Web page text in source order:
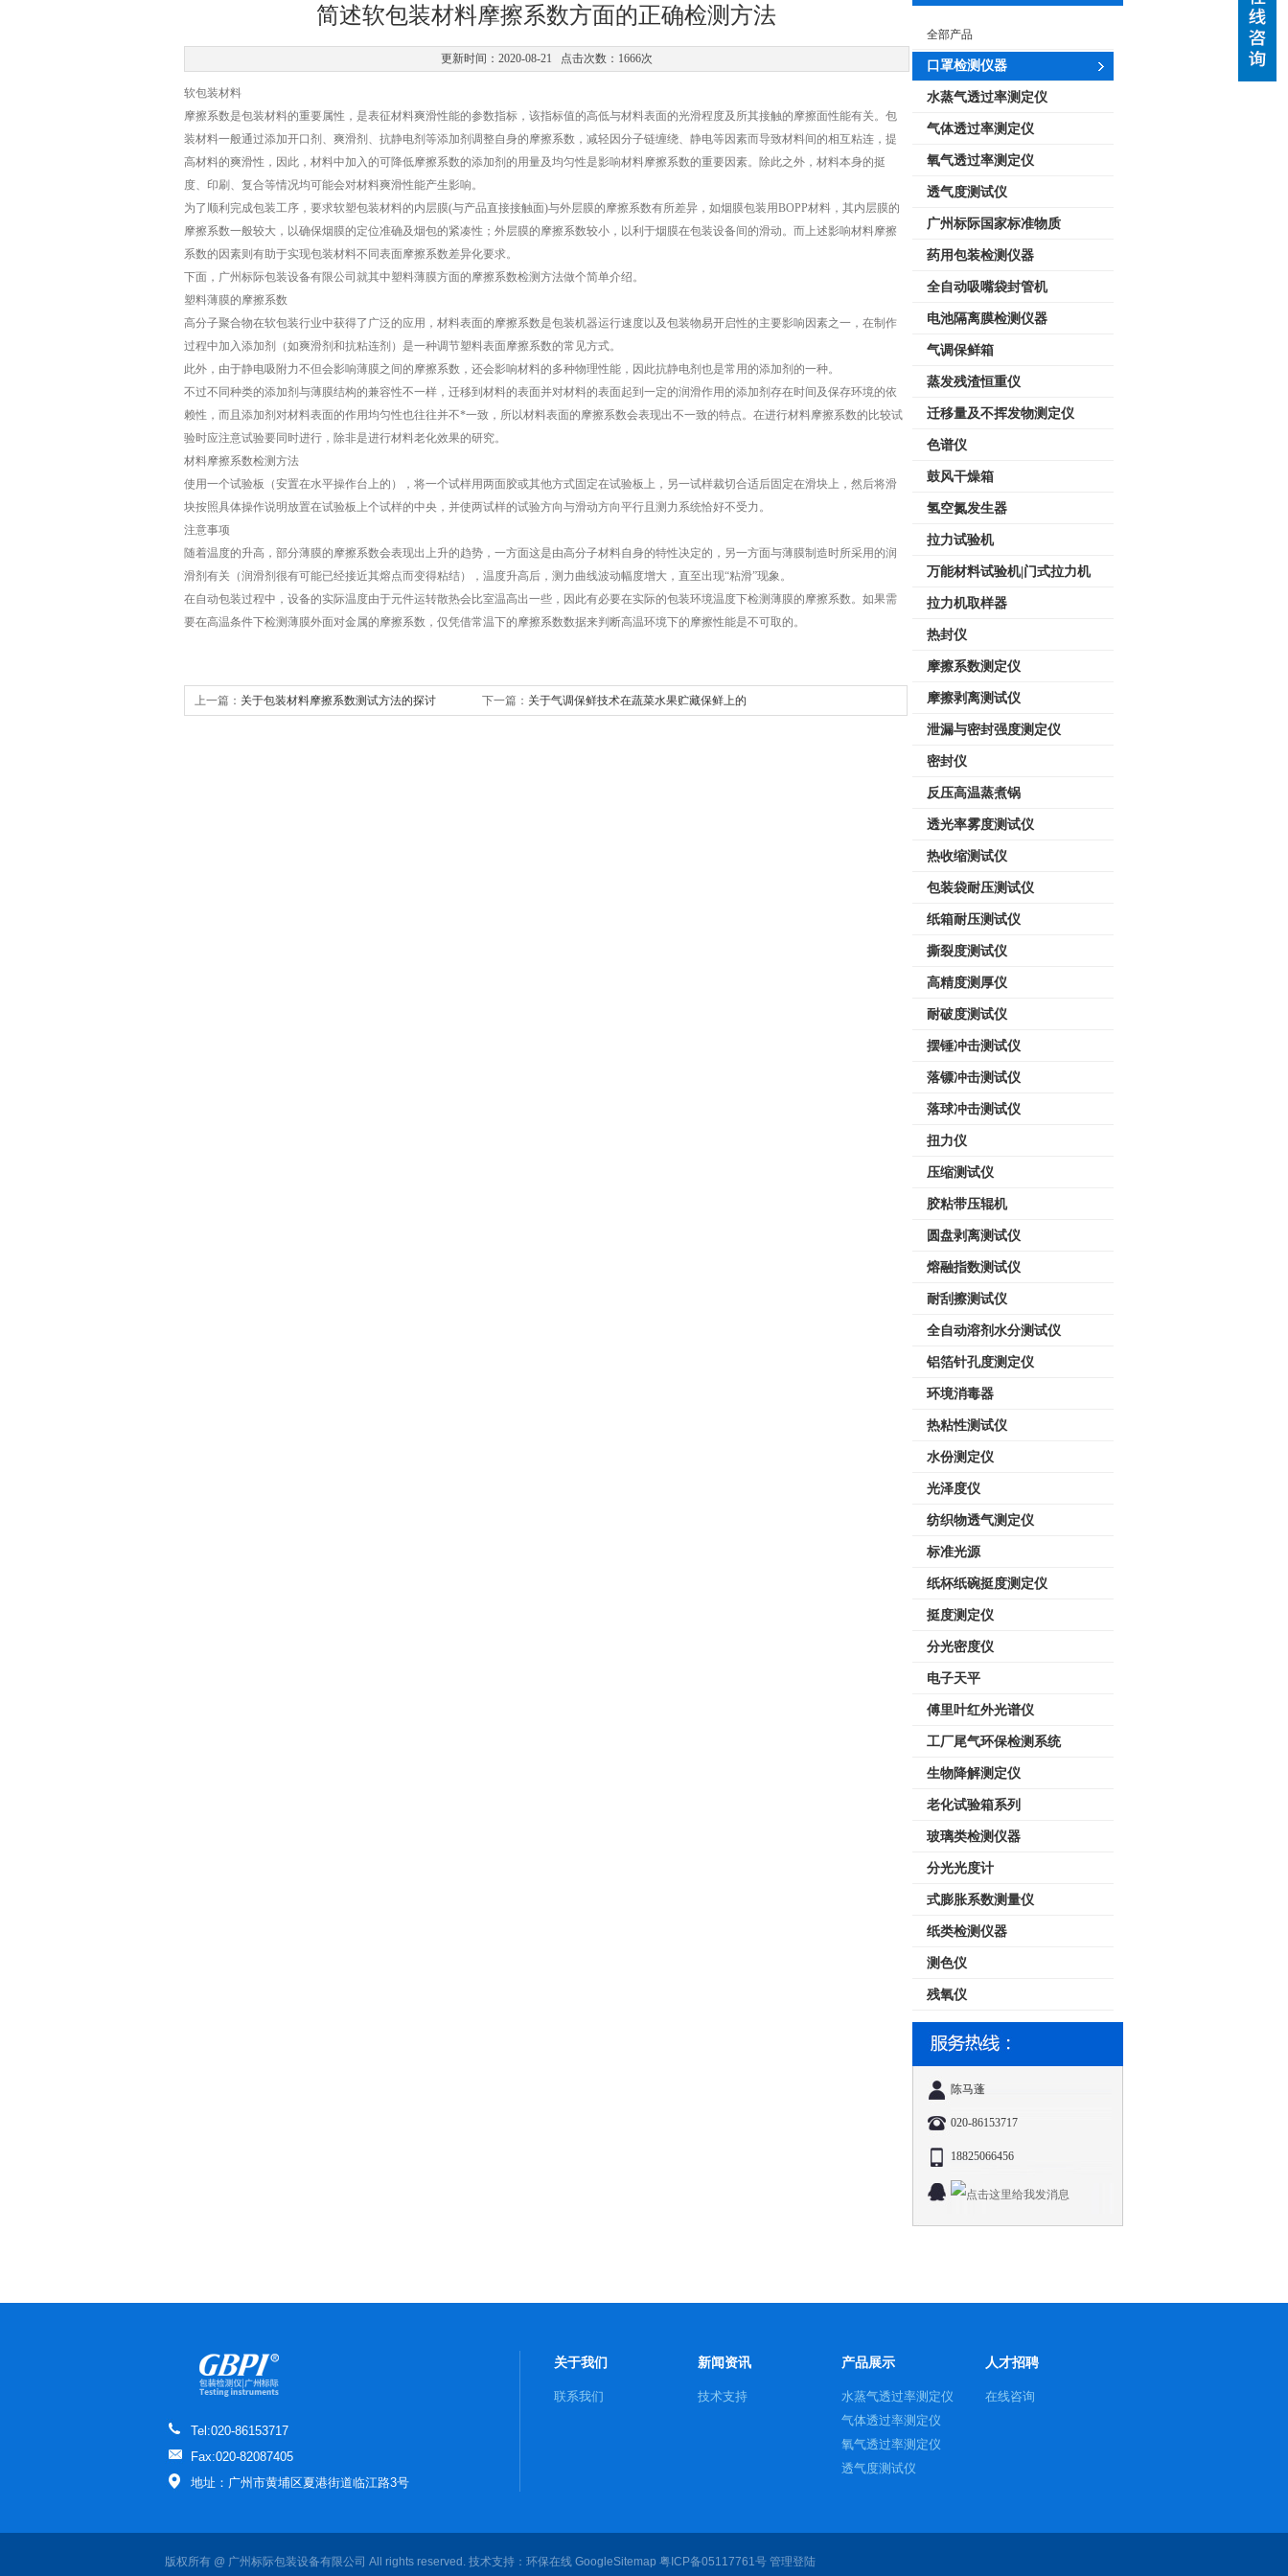
简述软包装材料摩擦系数方面的正确检测方法
更新时间：2020-08-21 点击次数：1666次
软包装材料
摩擦系数是包装材料的重要属性，是表征材料爽滑性能的参数指标，该指标值的高低与材料表面的光滑程度及所其接触的摩擦面性能有关。包
装材料一般通过添加开口剂、爽滑剂、抗静电剂等添加剂调整自身的摩擦系数，减轻因分子链缠绕、静电等因素而导致材料间的相互粘连，提
高材料的爽滑性，因此，材料中加入的可降低摩擦系数的添加剂的用量及均匀性是影响材料摩擦系数的重要因素。除此之外，材料本身的挺
度、印刷、复合等情况均可能会对材料爽滑性能产生影响。
为了顺利完成包装工序，要求软塑包装材料的内层膜(与产品直接接触面)与外层膜的摩擦系数有所差异，如烟膜包装用BOPP材料，其内层膜的
摩擦系数一般较大，以确保烟膜的定位准确及烟包的紧凑性；外层膜的摩擦系数较小，以利于烟膜在包装设备间的滑动。而上述影响材料摩擦
系数的因素则有助于实现包装材料不同表面摩擦系数差异化要求。
下面，广州标际包装设备有限公司就其中塑料薄膜方面的摩擦系数检测方法做个简单介绍。
塑料薄膜的摩擦系数
高分子聚合物在软包装行业中获得了广泛的应用，材料表面的摩擦系数是包装机器运行速度以及包装物易开启性的主要影响因素之一，在制作
过程中加入添加剂（如爽滑剂和抗粘连剂）是一种调节塑料表面摩擦系数的常见方式。
此外，由于静电吸附力不但会影响薄膜之间的摩擦系数，还会影响材料的多种物理性能，因此抗静电剂也是常用的添加剂的一种。
不过不同种类的添加剂与薄膜结构的兼容性不一样，迁移到材料的表面并对材料的表面起到一定的润滑作用的添加剂存在时间及保存环境的依
赖性，而且添加剂对材料表面的作用均匀性也往往并不*一致，所以材料表面的摩擦系数会表现出不一致的特点。在进行材料摩擦系数的比较试
验时应注意试验要同时进行，除非是进行材料老化效果的研究。
材料摩擦系数检测方法
使用一个试验板（安置在水平操作台上的），将一个试样用两面胶或其他方式固定在试验板上，另一试样裁切合适后固定在滑块上，然后将滑
块按照具体操作说明放置在试验板上个试样的中央，并使两试样的试验方向与滑动方向平行且测力系统恰好不受力。
注意事项
随着温度的升高，部分薄膜的摩擦系数会表现出上升的趋势，一方面这是由高分子材料自身的特性决定的，另一方面与薄膜制造时所采用的润
滑剂有关（润滑剂很有可能已经接近其熔点而变得粘结），温度升高后，测力曲线波动幅度增大，直至出现“粘滑”现象。
在自动包装过程中，设备的实际温度由于元件运转散热会比室温高出一些，因此有必要在实际的包装环境温度下检测薄膜的摩擦系数。如果需
要在高温条件下检测薄膜外面对金属的摩擦系数，仅凭借常温下的摩擦系数数据来判断高温环境下的摩擦性能是不可取的。
上一篇： 关于包装材料摩擦系数测试方法的探讨 下一篇： 关于气调保鲜技术在蔬菜水果贮藏保鲜上的
全部产品
口罩检测仪器
水蒸气透过率测定仪
气体透过率测定仪
氧气透过率测定仪
透气度测试仪
广州标际国家标准物质
药用包装检测仪器
全自动吸嘴袋封管机
电池隔离膜检测仪器
气调保鲜箱
蒸发残渣恒重仪
迁移量及不挥发物测定仪
色谱仪
鼓风干燥箱
氢空氮发生器
拉力试验机
万能材料试验机|门式拉力机
拉力机取样器
热封仪
摩擦系数测定仪
摩擦剥离测试仪
泄漏与密封强度测定仪
密封仪
反压高温蒸煮锅
透光率雾度测试仪
热收缩测试仪
包装袋耐压测试仪
纸箱耐压测试仪
撕裂度测试仪
高精度测厚仪
耐破度测试仪
摆锤冲击测试仪
落镖冲击测试仪
落球冲击测试仪
扭力仪
压缩测试仪
胶粘带压辊机
圆盘剥离测试仪
熔融指数测试仪
耐刮擦测试仪
全自动溶剂水分测试仪
铝箔针孔度测定仪
环境消毒器
热粘性测试仪
水份测定仪
光泽度仪
纺织物透气测定仪
标准光源
纸杯纸碗挺度测定仪
挺度测定仪
分光密度仪
电子天平
傅里叶红外光谱仪
工厂尾气环保检测系统
生物降解测定仪
老化试验箱系列
玻璃类检测仪器
分光光度计
式膨胀系数测量仪
纸类检测仪器
测色仪
残氧仪
陈马蓬
020-86153717
18825066456
Tel:020-86153717
Fax:020-82087405
地址：广州市黄埔区夏港街道临江路3号
关于我们
联系我们
新闻资讯
技术支持
产品展示
水蒸气透过率测定仪
气体透过率测定仪
氧气透过率测定仪
透气度测试仪
人才招聘
在线咨询
版权所有 @ 广州标际包装设备有限公司 All rights reserved. 技术支持： 环保在线 GoogleSitemap 粤ICP备05117761号 管理登陆